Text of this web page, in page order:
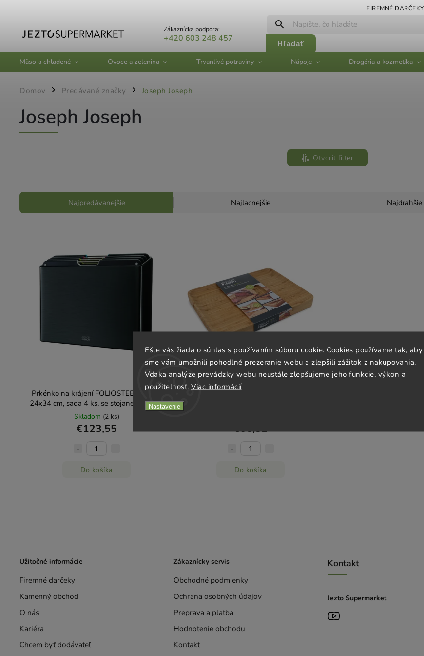
Ešte vás žiada o súhlas s používaním súboru cookie. Cookies používame tak, aby
sme vám umožnili pohodlné prezeranie webu a zlepšili zážitok z nakupovania.
Vďaka analýze prevádzky webu neustále zlepšujeme jeho funkcie, výkon a
použiteľnosť. Viac informácií
Nastavenie
FIREMNÉ DARČEKY
Zákaznícka podpora:
+420 603 248 457
Hľadať
Mäso a chladené Ovoce a zelenina Trvanlivé potraviny Nápoje Drogéria a kozmetika
Domov / Predávané značky / Joseph Joseph
Joseph Joseph
Otvoriť filter
Najpredávanejšie Najlacnejšie Najdrahšie
Prkénko na krájení FOLIOSTEEL 60170
24x34 cm, sada 4 ks, se stojanem, černá,
Joseph Joseph
Skladom (2 ks)
€123,55
Do košíka
€66,52
Do košíka
Užitočné informácie
Firemné darčeky
Kamenný obchod
O nás
Kariéra
Chcem byť dodávateľ
Zákaznícky servis
Obchodné podmienky
Ochrana osobných údajov
Preprava a platba
Hodnotenie obchodu
Kontakt
Kontakt
Jezto Supermarket